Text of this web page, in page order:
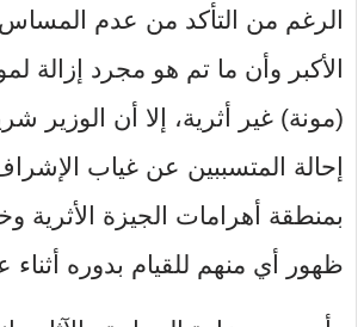
الرغم من التأكد من عدم المساس
الأكبر وأن ما تم هو مجرد إزالة
(مونة) غير أثرية، إلا أن الوزير
إحالة المتسببين عن غياب
بمنطقة أهرامات الجيزة الأثرية
ظهور أي منهم للقيام بدوره أثناء